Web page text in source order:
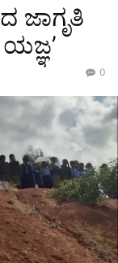
ಜಾಗೃತಿ
0